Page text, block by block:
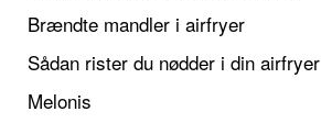
Brændte mandler i airfryer
Sådan rister du nødder i din airfryer
Melonis